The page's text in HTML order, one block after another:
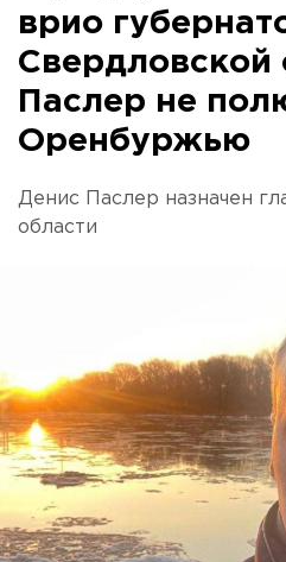
врио
Свердловской
Паслер не
Оренбуржью
Денис Паслер назначен
области